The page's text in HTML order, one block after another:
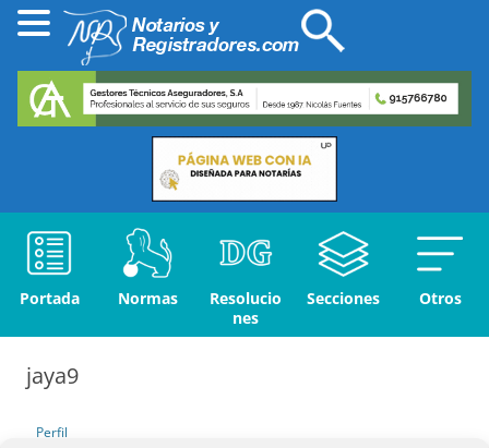
Portada Normas
Resolucio
nes
Secciones Otros
jaya9
Perfil